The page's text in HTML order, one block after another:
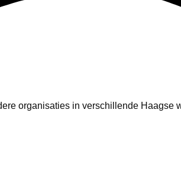
organisaties in verschillende Haagse